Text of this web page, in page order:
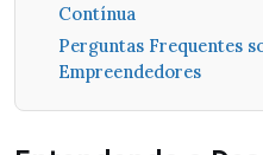
Contínua
Perguntas Frequentes
Empreendedores